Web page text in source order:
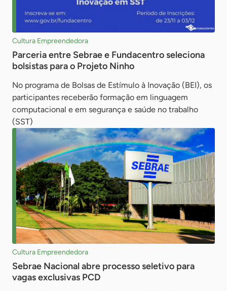
Cultura Empreendedora
Parceria entre Sebrae e Fundacentro seleciona
bolsistas para o Projeto Ninho
No programa de Bolsas de Estímulo à Inovação (BEI), os
participantes receberão formação em linguagem
computacional e em segurança e saúde no trabalho
(SST)
Cultura Empreendedora
Sebrae Nacional abre processo seletivo para
vagas exclusivas PCD